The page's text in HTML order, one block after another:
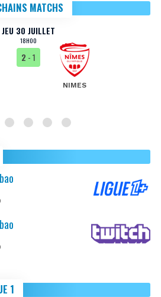
MATCHS
JEU 30 JUILLET
18H00
2 - 1
NIMES
1